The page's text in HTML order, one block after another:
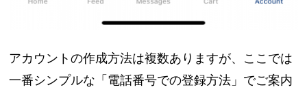
アカウントの作成方法は複数ありますが、ここでは
一番シンプルな「電話番号での登録方法」でご案内